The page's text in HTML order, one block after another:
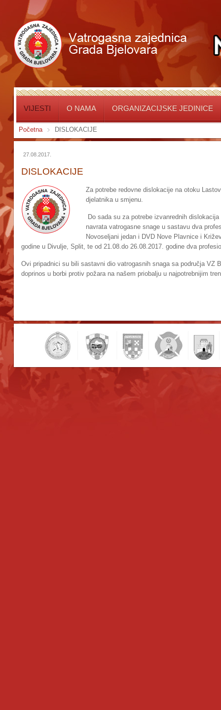
VIJESTI O NAMA ORGANIZACIJSKE JEDINICE
Početna DISLOKACIJE
27.08.2017.
DISLOKACIJE
Za potrebe redovne dislokacije na otoku
djelatnika u smjenu.
Do sada su za potrebe izvanrednih
navrata vatrogasne snage u sastavu dva
Novoseljani jedan i DVD Nove Plavnice i
godine u Divulje, Split, te od 21.08.do 26.08.2017. godine dva
Ovi pripadnici su bili sastavni dio vatrogasnih snaga sa područja VZ
doprinos u borbi protiv požara na našem priobalju u najpotrebnijim